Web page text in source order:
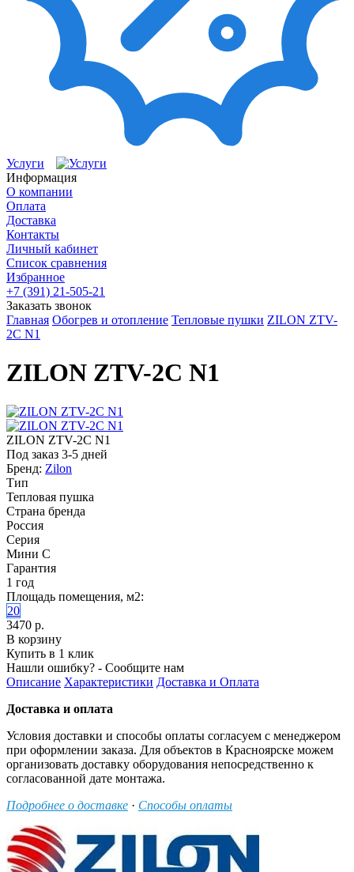
Услуги
Информация
О компании
Оплата
Доставка
Контакты
Личный кабинет
Список сравнения
Избранное
+7 (391) 21-505-21
Заказать звонок
Главная Обогрев и отопление Тепловые пушки ZILON ZTV-
2С N1
ZILON ZTV-2С N1
ZILON ZTV-2С N1
Под заказ 3-5 дней
Бренд: Zilon
Тип
Тепловая пушка
Страна бренда
Россия
Серия
Мини С
Гарантия
1 год
Площадь помещения, м2:
20
3470 р.
В корзину
Купить в 1 клик
Нашли ошибку? - Сообщите нам
Описание Характеристики Доставка и Оплата
Доставка и оплата
Условия доставки и способы оплаты согласуем с менеджером
при оформлении заказа. Для объектов в Красноярске можем
организовать доставку оборудования непосредственно к
согласованной дате монтажа.
Подробнее о доставке · Способы оплаты